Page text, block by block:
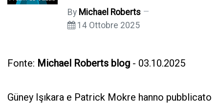
By Michael Roberts
14 Ottobre 2025
Fonte: Michael Roberts blog - 03.10.2025
Güney Işıkara e Patrick Mokre hanno pubblicato